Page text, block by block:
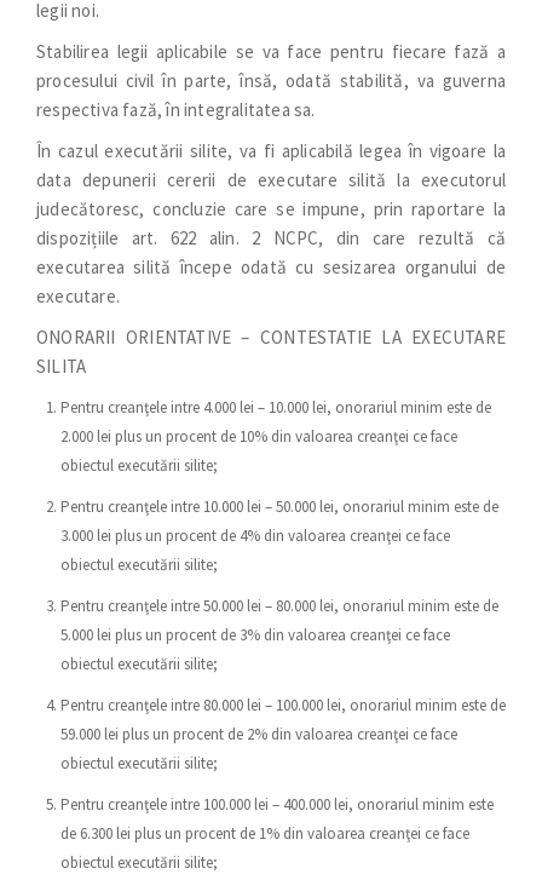
legii noi.
Stabilirea legii aplicabile se va face pentru fiecare fază a
procesului civil în parte, însă, odată stabilită, va guverna
respectiva fază, în integralitatea sa.
În cazul executării silite, va fi aplicabilă legea în vigoare la
data depunerii cererii de executare silită la executorul
judecătoresc, concluzie care se impune, prin raportare la
dispozițiile art. 622 alin. 2 NCPC, din care rezultă că
executarea silită începe odată cu sesizarea organului de
executare.
ONORARII ORIENTATIVE – CONTESTATIE LA EXECUTARE
SILITA
Pentru creanţele intre 4.000 lei – 10.000 lei, onorariul minim este de
2.000 lei plus un procent de 10% din valoarea creanţei ce face
obiectul executării silite;
Pentru creanţele intre 10.000 lei – 50.000 lei, onorariul minim este de
3.000 lei plus un procent de 4% din valoarea creanţei ce face
obiectul executării silite;
Pentru creanţele intre 50.000 lei – 80.000 lei, onorariul minim este de
5.000 lei plus un procent de 3% din valoarea creanţei ce face
obiectul executării silite;
Pentru creanţele intre 80.000 lei – 100.000 lei, onorariul minim este de
59.000 lei plus un procent de 2% din valoarea creanţei ce face
obiectul executării silite;
Pentru creanţele intre 100.000 lei – 400.000 lei, onorariul minim este
de 6.300 lei plus un procent de 1% din valoarea creanţei ce face
obiectul executării silite;